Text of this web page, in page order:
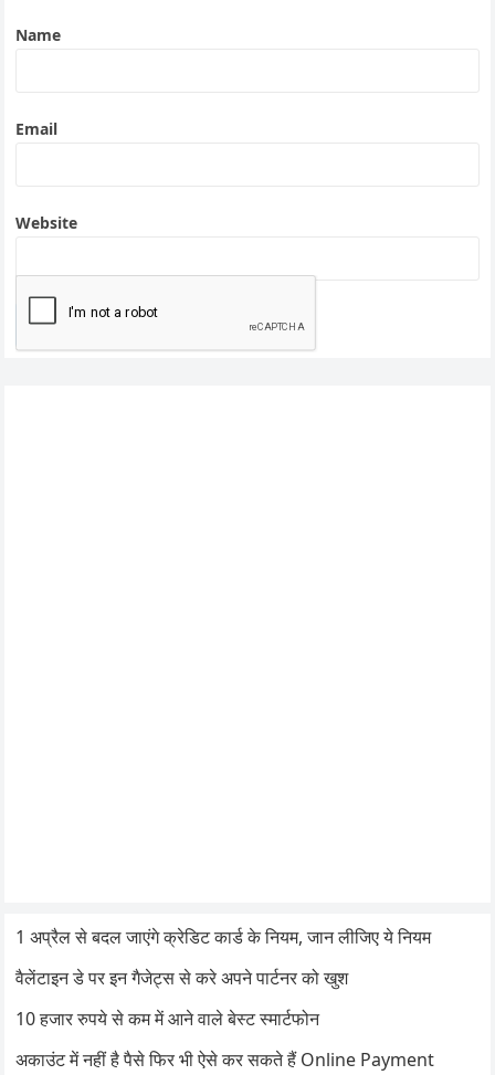
Name
Email
Website
1 अप्रैल से बदल जाएंगे क्रेडिट कार्ड के नियम, जान लीजिए ये नियम
वैलेंटाइन डे पर इन गैजेट्स से करे अपने पार्टनर को खुश
10 हजार रुपये से कम में आने वाले बेस्ट स्मार्टफोन
अकाउंट में नहीं है पैसे फिर भी ऐसे कर सकते हैं Online Payment